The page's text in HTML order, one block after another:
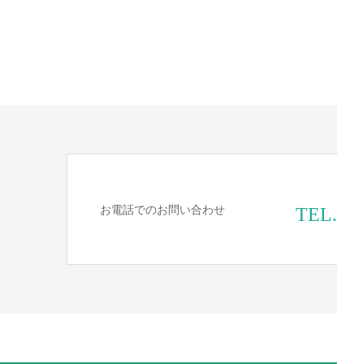
お電話でのお問い合わせ TEL.